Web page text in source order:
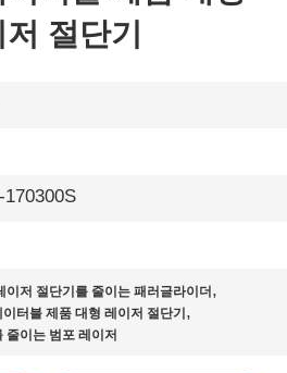
절단기
170300S
이저 절단기를 줄이는 패러글라이더 ,
이터블 제품 대형 레이저 절단기 ,
줄이는 범포 레이저